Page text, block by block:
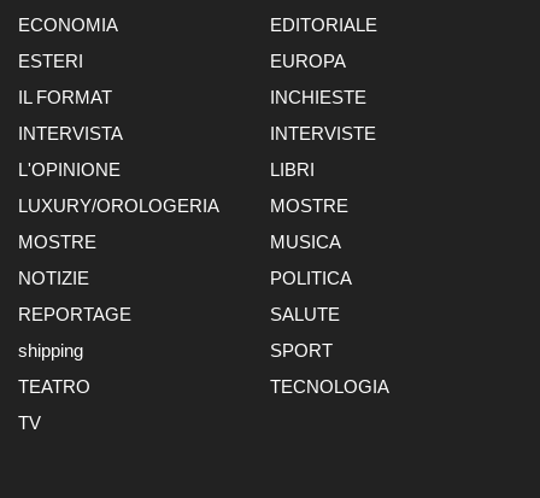
ECONOMIA
EDITORIALE
ESTERI
EUROPA
IL FORMAT
INCHIESTE
INTERVISTA
INTERVISTE
L'OPINIONE
LIBRI
LUXURY/OROLOGERIA
MOSTRE
MOSTRE
MUSICA
NOTIZIE
POLITICA
REPORTAGE
SALUTE
shipping
SPORT
TEATRO
TECNOLOGIA
TV